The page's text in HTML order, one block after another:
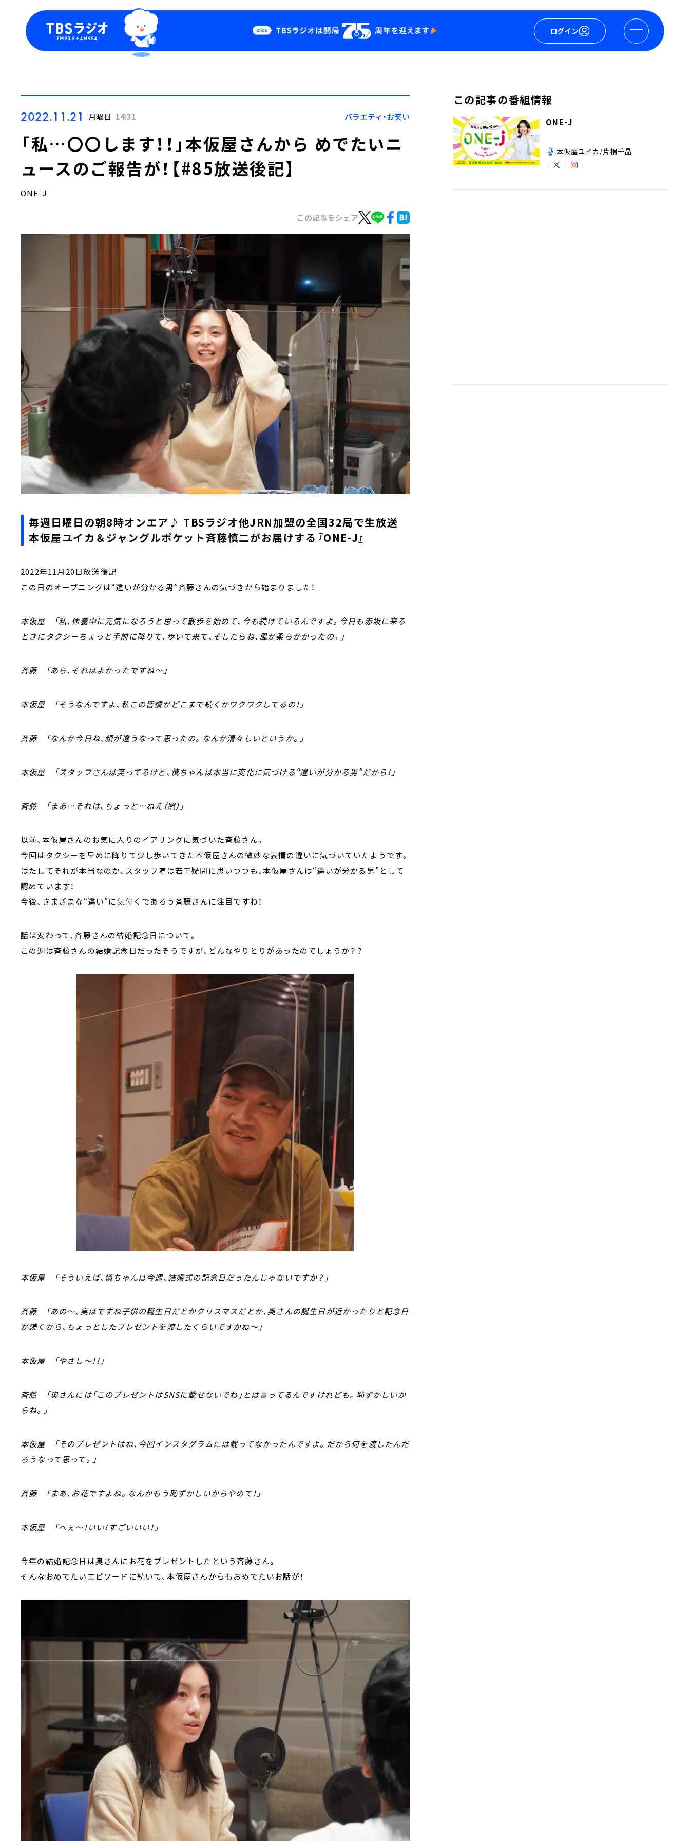
ログイン
Podcast
YouTube
会社情報
2022.11.21 月曜日 14:31 バラエティ・お笑い
「私…〇〇します！！」本仮屋さんから めでたいニ
ュースのご報告が！【#85放送後記】
ONE-J
この記事をシェア
毎週日曜日の朝8時オンエア♪ TBSラジオ他JRN加盟の全国32局で生放送
本仮屋ユイカ＆ジャングルポケット斉藤慎二がお届けする『ONE-J』
2022年11月20日放送後記
この日のオープニングは“違いが分かる男”斉藤さんの気づきから始まりました！
本仮屋 「私、休養中に元気になろうと思って散歩を始めて、今も続けているんですよ。今日も赤坂に来る
ときにタクシーちょっと手前に降りて、歩いて来て、そしたらね、風が柔らかかったの。」
斉藤 「あら、それはよかったですね～」
本仮屋 「そうなんですよ、私この習慣がどこまで続くかワクワクしてるの！」
斉藤 「なんか今日ね、顔が違うなって思ったの。なんか清々しいというか。」
本仮屋 「スタッフさんは笑ってるけど、慎ちゃんは本当に変化に気づける“違いが分かる男”だから！」
斉藤 「まあ…それは、ちょっと…ねえ（照）」
以前、本仮屋さんのお気に入りのイアリングに気づいた斉藤さん。
今回はタクシーを早めに降りて少し歩いてきた本仮屋さんの微妙な表情の違いに気づいていたようです。
はたしてそれが本当なのか、スタッフ陣は若干疑問に思いつつも、本仮屋さんは“違いが分かる男”として
認めています！
今後、さまざまな“違い”に気付くであろう斉藤さんに注目ですね！
話は変わって、斉藤さんの結婚記念日について。
この週は斉藤さんの結婚記念日だったそうですが、どんなやりとりがあったのでしょうか？？
本仮屋 「そういえば、慎ちゃんは今週、結婚式の記念日だったんじゃないですか？」
斉藤 「あの～、実はですね子供の誕生日だとかクリスマスだとか、奥さんの誕生日が近かったりと記念日
が続くから、ちょっとしたプレゼントを渡したくらいですかね～」
本仮屋 「やさし～！！」
斉藤 「奥さんには「このプレゼントはSNSに載せないでね」とは言ってるんですけれども。恥ずかしいか
らね。」
本仮屋 「そのプレゼントはね、今回インスタグラムには載ってなかったんですよ。だから何を渡したんだ
ろうなって思って。」
斉藤 「まあ、お花ですよね。なんかもう恥ずかしいからやめて！」
本仮屋 「へぇ～！いい！すごいいい！」
今年の結婚記念日は奥さんにお花をプレゼントしたという斉藤さん。
そんなおめでたいエピソードに続いて、本仮屋さんからもおめでたいお話が！
この記事の番組情報
ONE-J
本仮屋ユイカ/片桐千晶